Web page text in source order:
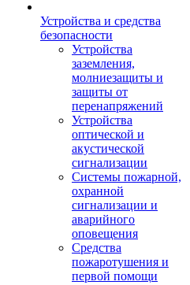
Устройства и средства
безопасности
Устройства
заземления,
молниезащиты и
защиты от
перенапряжений
Устройства
оптической и
акустической
сигнализации
Системы пожарной,
охранной
сигнализации и
аварийного
оповещения
Средства
пожаротушения и
первой помощи